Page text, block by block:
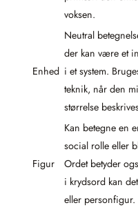
voksen.
Enhed
Neutral
der kan være et
i et system.
teknik, når den
størrelse
Figur
Kan betegne en
social rolle eller
Ordet betyder
i krydsord kan
eller personfigur.